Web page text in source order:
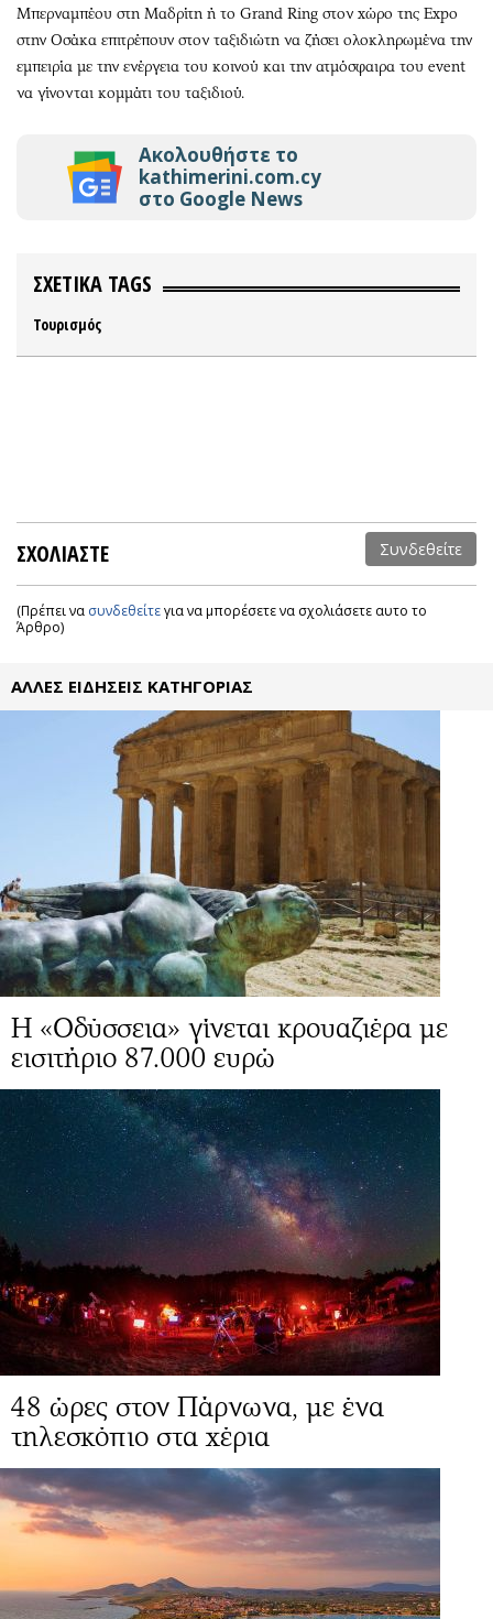
Μπερναμπέου στη Μαδρίτη ή το Grand Ring στον χώρο της Expo
στην Οσάκα επιτρέπουν στον ταξιδιώτη να ζήσει ολοκληρωμένα την
εμπειρία με την ενέργεια του κοινού και την ατμόσφαιρα του event
να γίνονται κομμάτι του ταξιδιού.
Ακολουθήστε το
kathimerini.com.cy
στο Google News
ΣΧΕΤΙΚΑ TAGS
Τουρισμός
ΣΧΟΛΙΑΣΤΕ Συνδεθείτε
(Πρέπει να συνδεθείτεγια να μπορέσετε να σχολιάσετε αυτο το
Άρθρο)
ΑΛΛΕΣ ΕΙΔΗΣΕΙΣ ΚΑΤΗΓΟΡΙΑΣ
Η «Οδύσσεια» γίνεται κρουαζιέρα με
εισιτήριο 87.000 ευρώ
48 ώρες στον Πάρνωνα, με ένα
τηλεσκόπιο στα χέρια